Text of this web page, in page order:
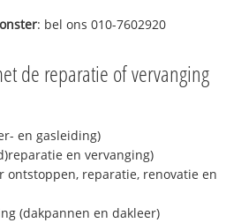
: bel ons 010-7602920
de reparatie of vervanging
en gasleiding)
en vervanging)
ontstoppen, reparatie, renovatie en
(dakpannen en dakleer)